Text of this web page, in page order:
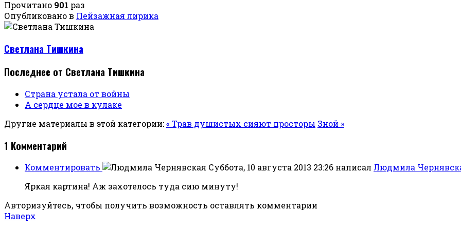
Прочитано 901 раз
Опубликовано в Пейзажная лирика
Светлана Тишкина
Последнее от Светлана Тишкина
Страна устала от войны
А сердце мое в кулаке
Другие материалы в этой категории:« Трав душистых сияют просторы Зной »
1 Комментарий
Комментировать Суббота, 10 августа 2013 23:26 написал Людмила
Яркая картина! Аж захотелось туда сию минуту!
Авторизуйтесь, чтобы получить возможность оставлять комментарии
Наверх